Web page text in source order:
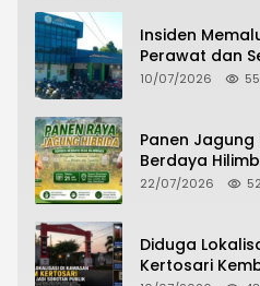
Insiden
Perawat dan
Pelayanan
10/07/2026
Panen Jagung
Berdaya
Pertanian Desa
22/07/2026
Diduga
Kertosari